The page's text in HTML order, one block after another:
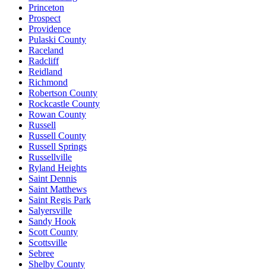
Princeton
Prospect
Providence
Pulaski County
Raceland
Radcliff
Reidland
Richmond
Robertson County
Rockcastle County
Rowan County
Russell
Russell County
Russell Springs
Russellville
Ryland Heights
Saint Dennis
Saint Matthews
Saint Regis Park
Salyersville
Sandy Hook
Scott County
Scottsville
Sebree
Shelby County